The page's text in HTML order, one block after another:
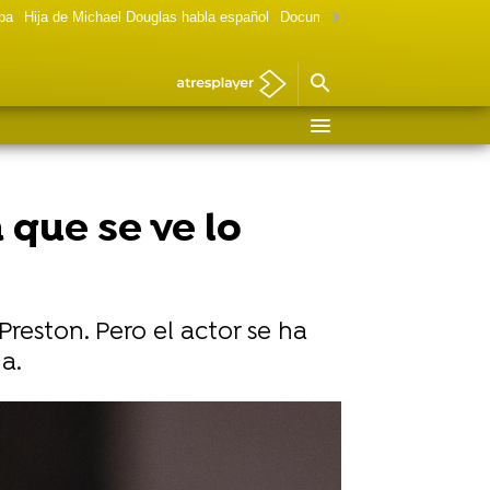
Hija de Michael Douglas habla español Documental Las chicas Gilmore
se ve lo
Pero el actor se ha